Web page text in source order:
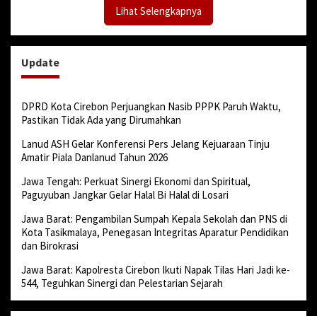
Lihat Selengkapnya
Update
DPRD Kota Cirebon Perjuangkan Nasib PPPK Paruh Waktu,
Pastikan Tidak Ada yang Dirumahkan
Lanud ASH Gelar Konferensi Pers Jelang Kejuaraan Tinju
Amatir Piala Danlanud Tahun 2026
Jawa Tengah: Perkuat Sinergi Ekonomi dan Spiritual,
Paguyuban Jangkar Gelar Halal Bi Halal di Losari
Jawa Barat: Pengambilan Sumpah Kepala Sekolah dan PNS di
Kota Tasikmalaya, Penegasan Integritas Aparatur Pendidikan
dan Birokrasi
Jawa Barat: Kapolresta Cirebon Ikuti Napak Tilas Hari Jadi ke-
544, Teguhkan Sinergi dan Pelestarian Sejarah